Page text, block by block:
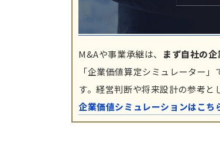
M&Aや事業承継は、 まず自社の
「企業価値算定シミュレーター」
す。経営判断や将来設計の参考と
企業価値シミュレーションはこち